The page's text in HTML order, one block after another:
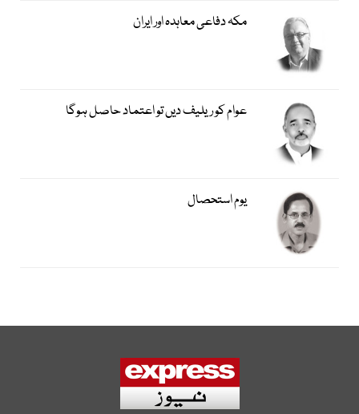
مکہ دفاعی معاہدہ اور ایران
عوام کو ریلیف دیں تو اعتماد حاصل ہوگا
یوم استحصال